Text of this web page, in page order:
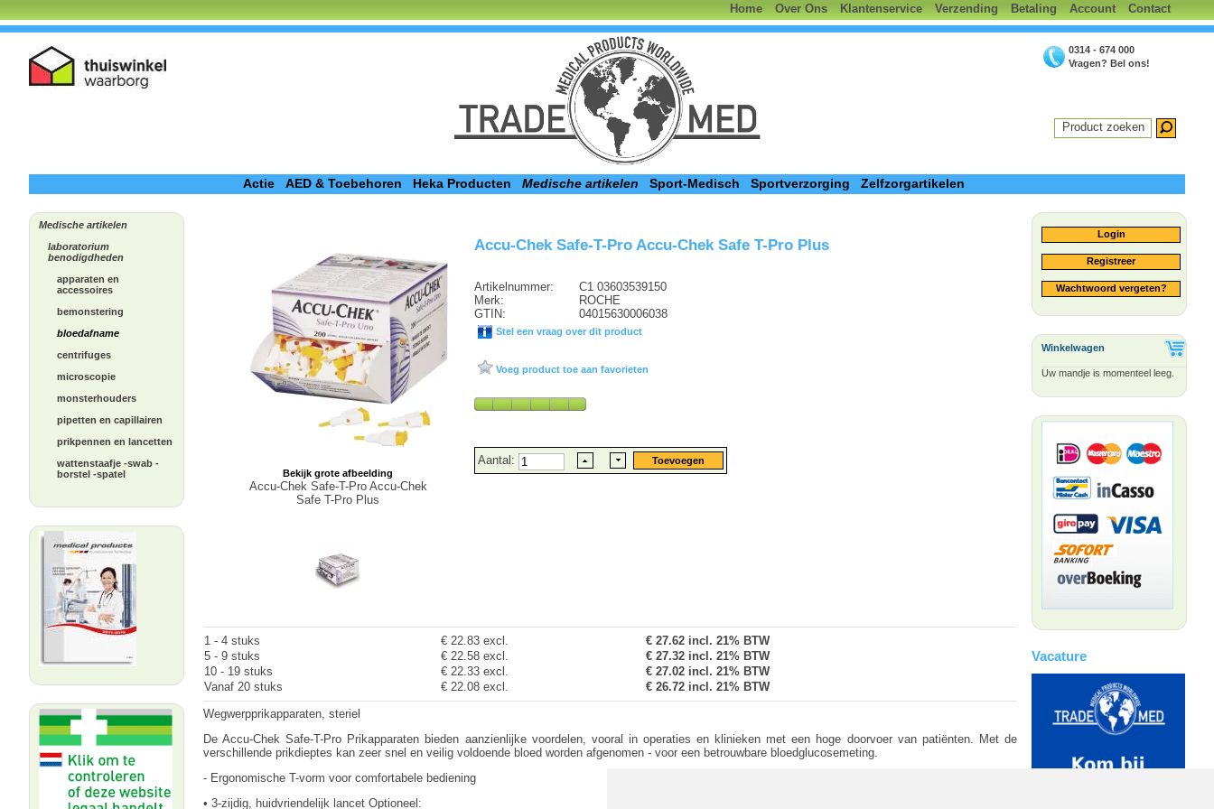
Home Over Ons Klantenservice Verzending Betaling Account Contact
0314 - 674 000
Vragen? Bel ons!
Product zoeken
Actie AED & Toebehoren Heka Producten Medische artikelen Sport-Medisch Sportverzorging Zelfzorgartikelen
Medische artikelen
laboratorium
benodigdheden
apparaten en
accessoires
bemonstering
bloedafname
centrifuges
microscopie
monsterhouders
pipetten en capillairen
prikpennen en lancetten
wattenstaafje -swab -
borstel -spatel
Login
Registreer
Wachtwoord vergeten?
Winkelwagen
Uw mandje is momenteel leeg.
Vacature
Bekijk grote afbeelding
Accu-Chek Safe-T-Pro Accu-Chek
Safe T-Pro Plus
Accu-Chek Safe-T-Pro Accu-Chek Safe T-Pro Plus
Artikelnummer:
Merk:
GTIN:
C1 03603539150
ROCHE
04015630006038
Stel een vraag over dit product
Voeg product toe aan favorieten
Aantal:
1 - 4 stuks € 22.83 excl. € 27.62 incl. 21% BTW
5 - 9 stuks
€ 22.58 excl.
€ 27.32 incl. 21% BTW
10 - 19 stuks
€ 22.33 excl.
€ 27.02 incl. 21% BTW
Vanaf 20 stuks
€ 22.08 excl.
€ 26.72 incl. 21% BTW
Wegwerpprikapparaten, steriel
De Accu-Chek Safe-T-Pro Prikapparaten bieden aanzienlijke voordelen, vooral in operaties en klinieken met een hoge doorvoer van patiënten. Met de
verschillende prikdieptes kan zeer snel en veilig voldoende bloed worden afgenomen - voor een betrouwbare bloedglucosemeting.
- Ergonomische T-vorm voor comfortabele bediening
• 3-zijdig, huidvriendelijk lancet Optioneel: